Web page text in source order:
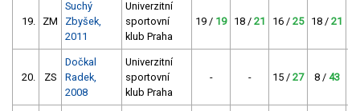
19. ZM
Suchý
Zbyšek,
2011
Univerzitní
sportovní
klub Praha
19 / 19 18 / 21 16 / 25 18 / 21
20. ZS
Dočkal
Radek,
2008
Univerzitní
sportovní
klub Praha
- - 15 / 27 8 / 43